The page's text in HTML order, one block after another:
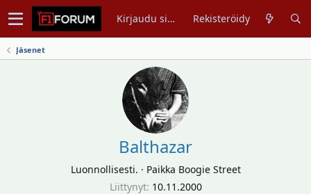
Kirjaudu sisään Rekisteröidy
Jäsenet
Balthazar
Luonnollisesti. · Paikka Boogie Street
Liittynyt 10.11.2000